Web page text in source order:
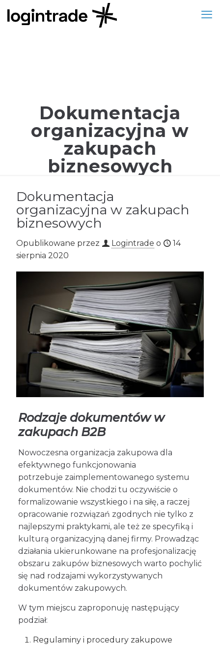
Dokumentacja
organizacyjna w
zakupach
biznesowych
Dokumentacja
organizacyjna w zakupach
biznesowych
Opublikowane przez Logintrade o
14
sierpnia 2020
Rodzaje dokumentów w
zakupach B2B
Nowoczesna organizacja zakupowa dla
efektywnego funkcjonowania
potrzebuje zaimplementowanego systemu
dokumentów. Nie chodzi tu oczywiście o
formalizowanie wszystkiego i na siłę, a raczej
opracowanie rozwiązań zgodnych nie tylko z
najlepszymi praktykami, ale też ze specyfiką i
kulturą organizacyjną danej firmy. Prowadząc
działania ukierunkowane na profesjonalizację
obszaru zakupów biznesowych warto pochylić
się nad rodzajami wykorzystywanych
dokumentów zakupowych.
W tym miejscu zaproponuję następujący
podział:
Regulaminy i procedury zakupowe